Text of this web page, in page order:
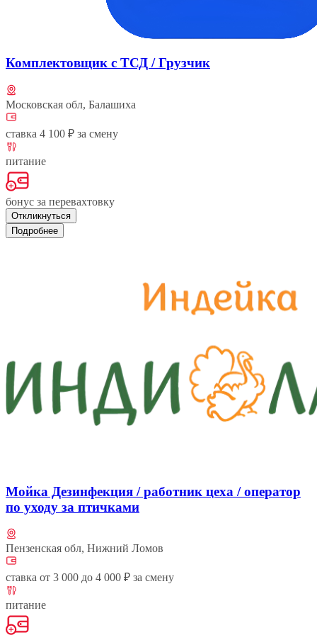
Комплектовщик с ТСД / Грузчик
Московская обл, Балашиха
ставка 4 100 ₽ за смену
питание
бонус за перевахтовку
Откликнуться
Подробнее
Мойка Дезинфекция / работник цеха / оператор
по уходу за птичками
Пензенская обл, Нижний Ломов
ставка от 3 000 до 4 000 ₽ за смену
питание